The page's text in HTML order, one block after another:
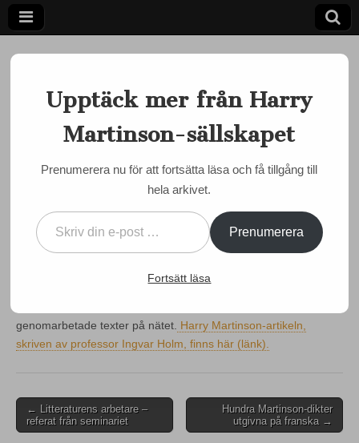
Harry
Martinson-
sällskapet
Ett författarskap som fångar daggdroppen och speglar
kosmos
SOCIALA MEDIER
Fyllig biografisk artikel i
SBL
admin•5 december, 2013•0 Comments
genomarbetade texter på nätet. Harry Martinson-artikeln,
skriven av professor Ingvar Holm, finns här (länk).
Post
navigation
← Litteraturens arbetare –
referat från seminariet
Hundra Martinson-dikter
utgivna på franska →
Upptäck mer från Harry
Martinson-sällskapet
Prenumerera nu för att fortsätta läsa och få tillgång till
hela arkivet.
Prenumerera
Fortsätt läsa